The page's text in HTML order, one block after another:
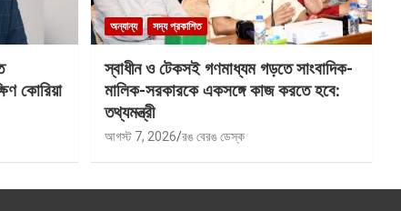
কোরিয়া
অন্যান্য সদ্য প্রকাশিত
স্বাধীন ও টেকসই গণমাধ্যম গড়তে সাংবাদিক-
মালিক-সরকারকে একসঙ্গে কাজ করতে হবে:
তথ্যমন্ত্রী
আগস্ট 7, 2026 রঙ বেরঙ ডেস্ক